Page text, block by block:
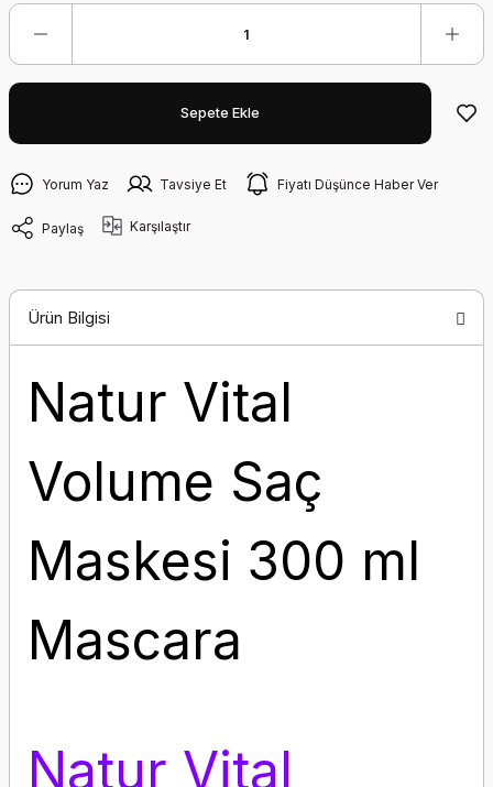
Sepete Ekle
Yorum Yaz Tavsiye Et Fiyatı Düşünce Haber Ver
Paylaş Karşılaştır
Ürün Bilgisi
Natur Vital
Volume Saç
Maskesi 300 ml
Mascara
Natur Vital